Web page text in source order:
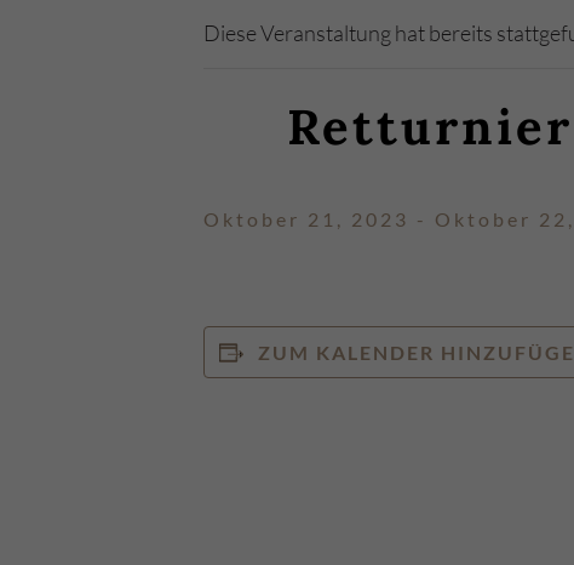
Diese Veranstaltung hat bereits
Retturnier
Oktober 21, 2023 - Oktober
ZUM KALENDER